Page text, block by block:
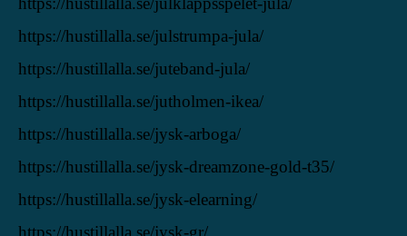
https://hustillalla.se/julstrumpa-jula/
https://hustillalla.se/juteband-jula/
https://hustillalla.se/jutholmen-ikea/
https://hustillalla.se/jysk-arboga/
https://hustillalla.se/jysk-dreamzone-gold-t35/
https://hustillalla.se/jysk-elearning/
https://hustillalla.se/jysk-gr/